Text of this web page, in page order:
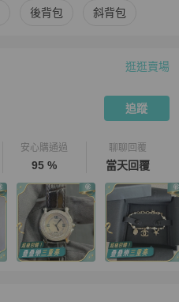
後背包 斜背包
逛逛賣場
追蹤
安心購通過
95 %
聊聊回覆
當天回覆